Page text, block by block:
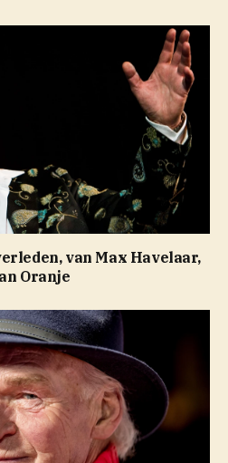
van Max Havelaar,
Oranje